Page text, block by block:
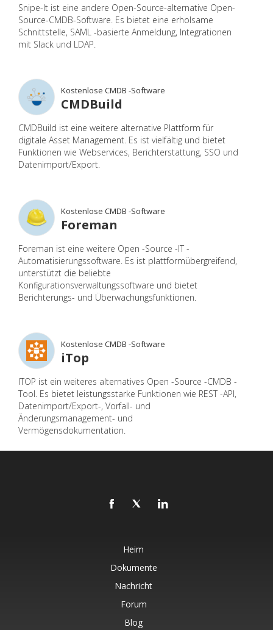
Snipe-It ist eine andere Open-Source-alternative Open-
Source-CMDB-Software. Es bietet eine erholsame
Schnittstelle, SAML -basierte Anmeldung, Integrationen
mit Slack und LDAP.
Kostenlose CMDB -Software
CMDBuild
CMDBuild ist eine weitere alternative Plattform für
digitale Asset Management. Es ist vielfältig und bietet
Funktionen wie Webservices, Berichterstattung, SSO und
Datenimport/Export.
Kostenlose CMDB -Software
Foreman
Foreman ist eine weitere Open -Source -IT -
Automatisierungssoftware. Es ist plattformübergreifend,
unterstützt die beliebte
Konfigurationsverwaltungssoftware und bietet
Berichterungs- und Überwachungsfunktionen.
Kostenlose CMDB -Software
iTop
ITOP ist ein weiteres alternatives Open -Source -CMDB -
Tool. Es bietet leistungsstarke Funktionen wie REST -API,
Datenimport/Export-, Vorfall- und
Änderungsmanagement- und
Vermögensdokumentation.
Heim
Dokumente
Nachricht
Forum
Blog